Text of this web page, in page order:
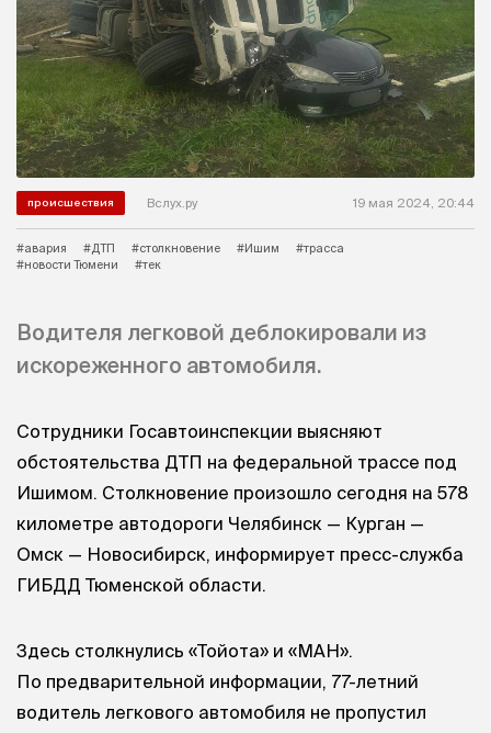
происшествия Вслух.ру 19 мая 2024, 20:44
#авария #ДТП #столкновение #Ишим
#трасса
#новости Тюмени
#тек
Водителя легковой деблокировали из
искореженного автомобиля.
Сотрудники Госавтоинспекции выясняют
обстоятельства ДТП на федеральной трассе под
Ишимом. Столкновение произошло сегодня на 578
километре автодороги Челябинск — Курган —
Омск — Новосибирск, информирует пресс-служба
ГИБДД Тюменской области.
Здесь столкнулись «Тойота» и «МАН».
По предварительной информации, 77-летний
водитель легкового автомобиля не пропустил